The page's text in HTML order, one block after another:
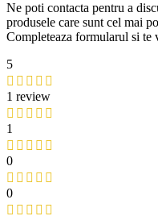
Ne poti contacta pentru a
produsele care sunt cel mai
Completeaza formularul si te
5
1 review
1
0
0